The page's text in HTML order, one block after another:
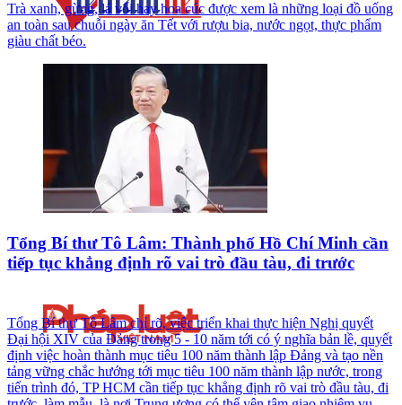
Trà xanh, gừng, lá vối hay hoa cúc được xem là những loại đồ uống
an toàn sau chuỗi ngày ăn Tết với rượu bia, nước ngọt, thực phẩm
giàu chất béo.
Tổng Bí thư Tô Lâm: Thành phố Hồ Chí Minh cần
tiếp tục khẳng định rõ vai trò đầu tàu, đi trước
Tổng Bí thư Tô Lâm chỉ rõ, việc triển khai thực hiện Nghị quyết
Đại hội XIV của Đảng trong 5 - 10 năm tới có ý nghĩa bản lề, quyết
định việc hoàn thành mục tiêu 100 năm thành lập Đảng và tạo nền
tảng vững chắc hướng tới mục tiêu 100 năm thành lập nước, trong
tiến trình đó, TP HCM cần tiếp tục khẳng định rõ vai trò đầu tàu, đi